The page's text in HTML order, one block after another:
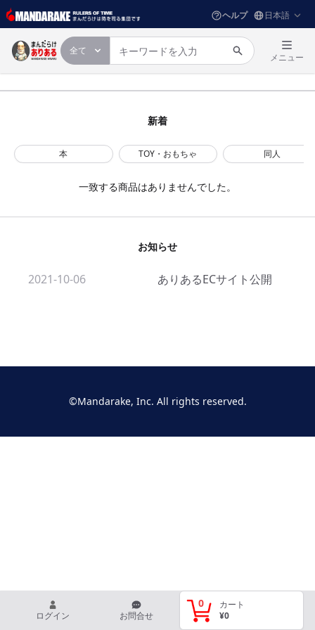
ヘルプ
全て
メニュー
新着
本 TOY・おもちゃ 同人
一致する商品はありませんでした。
お知らせ
2021-10-06 ありあるECサイト公開
©Mandarake, Inc. All rights reserved.
ログイン お問合せ
0
カート
¥0